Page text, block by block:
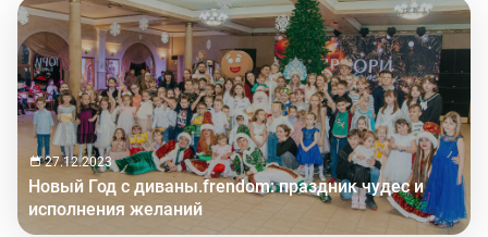
27.12.2023
Новый Год с диваны.frendom: праздник чудес и
исполнения желаний